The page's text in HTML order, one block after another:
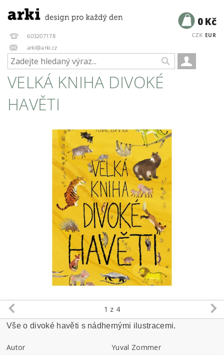
603207178
arki@arki.cz
CZK EUR
0 Kč
VELKÁ KNIHA DIVOKÉ
HAVĚTI
1 z 4
Vše o divoké havěti s nádhernými ilustracemi.
Autor
Yuval Zommer